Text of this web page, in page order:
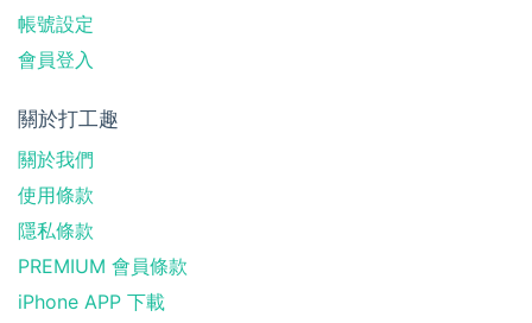
帳號設定
會員登入
關於打工趣
關於我們
使用條款
隱私條款
PREMIUM 會員條款
iPhone APP 下載